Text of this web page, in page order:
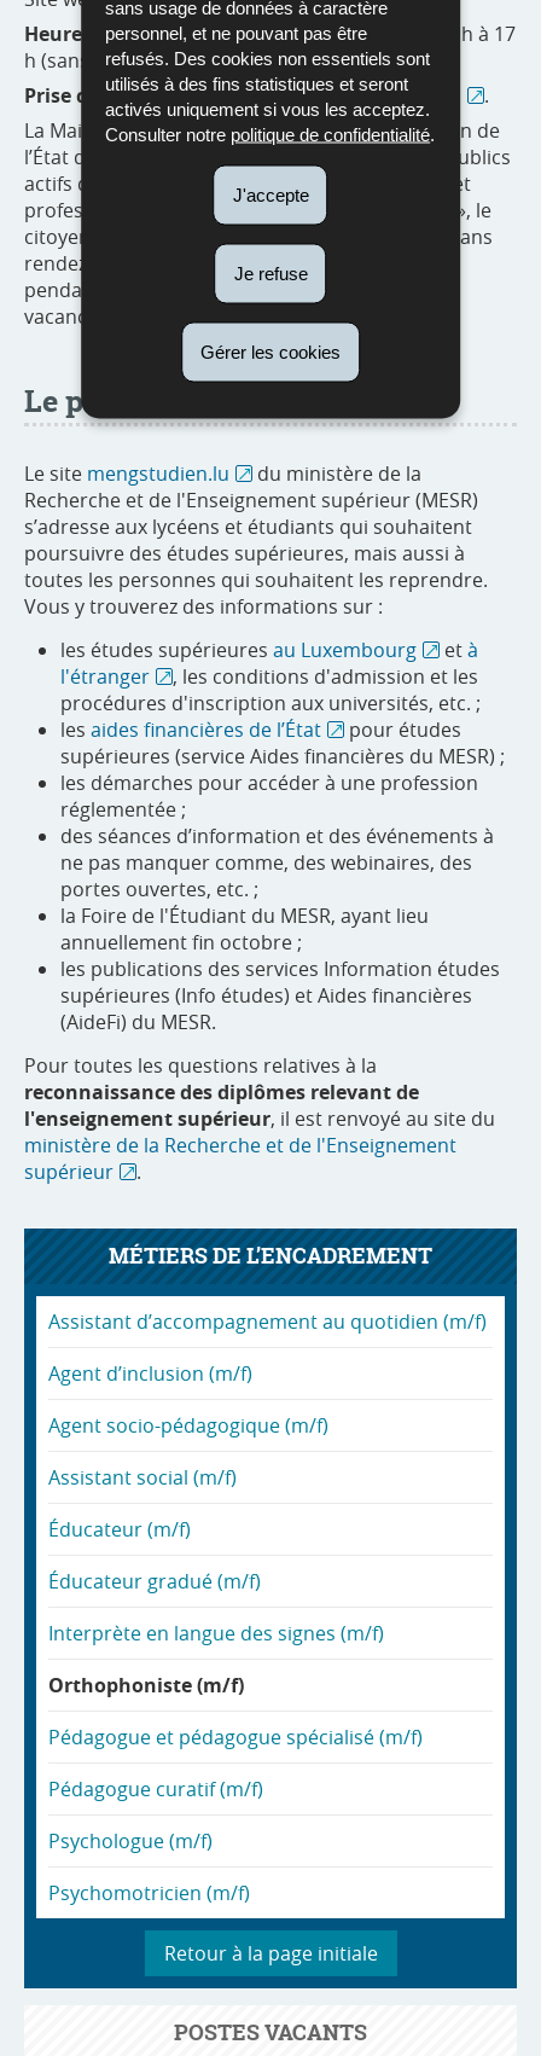
sans usage de données à caractère
personnel, et ne pouvant pas être
refusés. Des cookies non essentiels sont
utilisés à des fins statistiques et seront
activés uniquement si vous les acceptez.
Consulter notre politique de confidentialité.
J'accepte
Je refuse
Gérer les cookies
Heures d’ouverture :du lundi au vendredi de 8 h à 17
h (sans rendez-vous)
Prise de rendez-vouspossible surMyGuichet.lu
.
La Maison de l’orientation est une administration de
l’État qui regroupe en un seul lieu des acteurs publics
actifs dans le domaine de l’orientation scolaire et
professionnelle. Dans son espace « orientation », le
citoyen peut bénéficier d’un premier entretien sans
rendez-vous et dans le respect de l’anonymat,
pendant toute l’année (également pendant les
vacances scolaires).
Le portail mengstudien.lu
Le site mengstudien.lu
du ministère de la
Recherche et de l'Enseignement supérieur (MESR)
s’adresse aux lycéens et étudiants qui souhaitent
poursuivre des études supérieures, mais aussi à
toutes les personnes qui souhaitent les reprendre.
Vous y trouverez des informations sur :
les études supérieures au Luxembourg età
l'étranger
, les conditions d'admission et les
procédures d'inscription aux universités, etc. ;
les aides financières de l’État
pour études
supérieures (service Aides financières du MESR) ;
les démarches pour accéder à une profession
réglementée ;
des séances d’information et des événements à
ne pas manquer comme, des webinaires, des
portes ouvertes, etc. ;
la Foire de l'Étudiant du MESR, ayant lieu
annuellement fin octobre ;
les publications des services Information études
supérieures (Info études) et Aides financières
(AideFi) du MESR.
Pour toutes les questions relatives à la
reconnaissance des diplômes relevant de
l'enseignement supérieur, il est renvoyé au site du
ministère de la Recherche et de l'Enseignement
supérieur
.
MÉTIERS DE L’ENCADREMENT
Assistant d’accompagnement au quotidien (m/f)
Agent d’inclusion (m/f)
Agent socio-pédagogique (m/f)
Assistant social (m/f)
Éducateur (m/f)
Éducateur gradué (m/f)
Interprète en langue des signes (m/f)
Orthophoniste (m/f)
Pédagogue et pédagogue spécialisé (m/f)
Pédagogue curatif (m/f)
Psychologue (m/f)
Psychomotricien (m/f)
Retour à la page initiale
POSTES VACANTS